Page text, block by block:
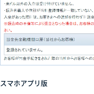
スマホアプリ版